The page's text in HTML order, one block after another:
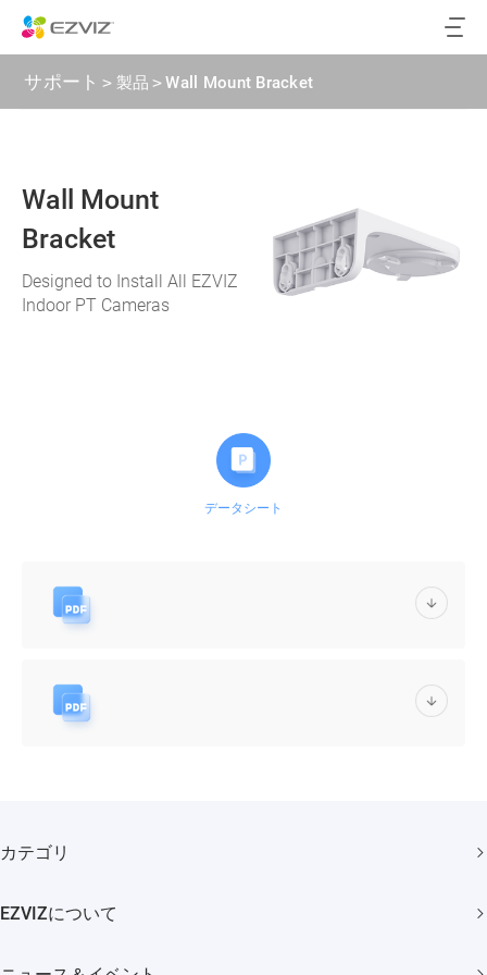
サポート > 製品 >Wall Mount Bracket
Wall Mount
Bracket
Designed to Install All EZVIZ
Indoor PT Cameras
データシート
カテゴリ
EZVIZについて